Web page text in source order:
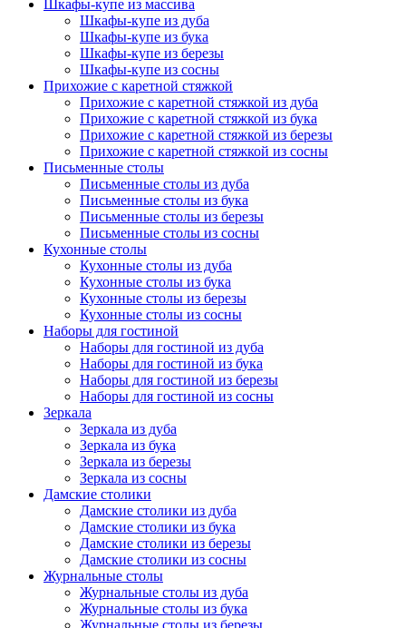
Шкафы-купе из массива
Шкафы-купе из дуба
Шкафы-купе из бука
Шкафы-купе из березы
Шкафы-купе из сосны
Прихожие с каретной стяжкой
Прихожие с каретной стяжкой из дуба
Прихожие с каретной стяжкой из бука
Прихожие с каретной стяжкой из березы
Прихожие с каретной стяжкой из сосны
Письменные столы
Письменные столы из дуба
Письменные столы из бука
Письменные столы из березы
Письменные столы из сосны
Кухонные столы
Кухонные столы из дуба
Кухонные столы из бука
Кухонные столы из березы
Кухонные столы из сосны
Наборы для гостиной
Наборы для гостиной из дуба
Наборы для гостиной из бука
Наборы для гостиной из березы
Наборы для гостиной из сосны
Зеркала
Зеркала из дуба
Зеркала из бука
Зеркала из березы
Зеркала из сосны
Дамские столики
Дамские столики из дуба
Дамские столики из бука
Дамские столики из березы
Дамские столики из сосны
Журнальные столы
Журнальные столы из дуба
Журнальные столы из бука
Журнальные столы из березы